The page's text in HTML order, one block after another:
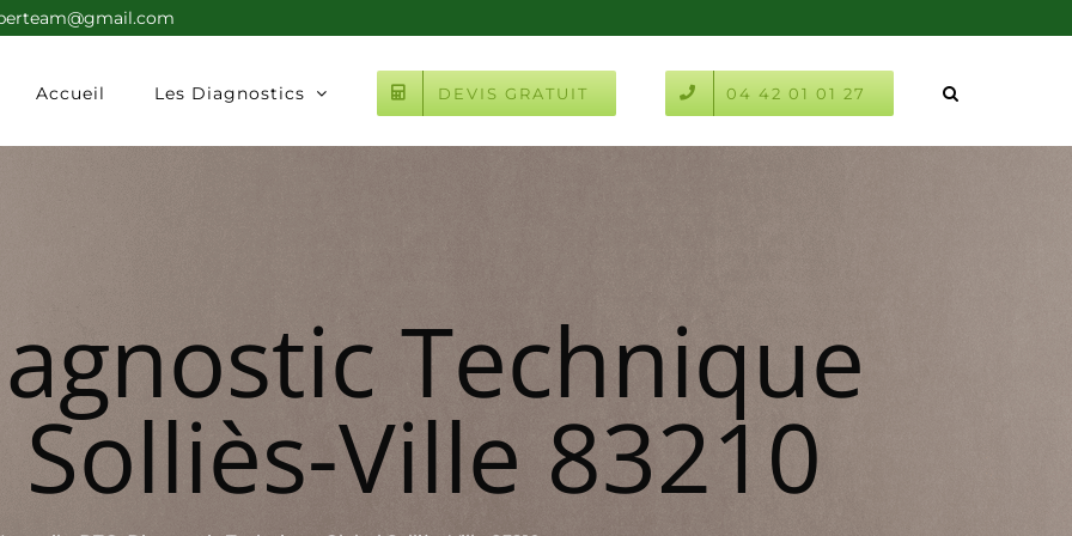
Accueil Les Diagnostics DEVIS GRATUIT 04 42 01 01 27
Technique
Ville 83210